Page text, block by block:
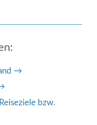
bzw.